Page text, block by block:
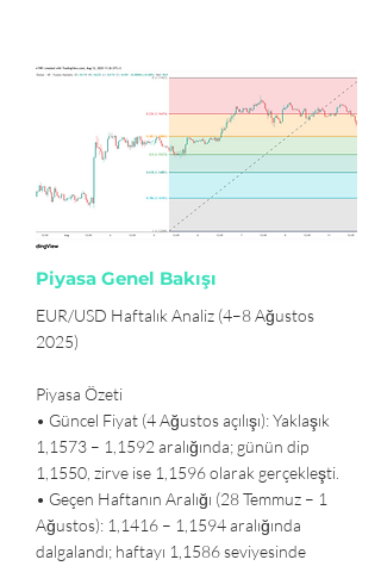
Piyasa Genel Bakışı
EUR/USD Haftalık Analiz (4–8 Ağustos
2025)
Piyasa Özeti
• Güncel Fiyat (4 Ağustos açılışı): Yaklaşık
1,1573 – 1,1592 aralığında; günün dip
1,1550, zirve ise 1,1596 olarak gerçekleşti.
• Geçen Haftanın Aralığı (28 Temmuz – 1
Ağustos): 1,1416 – 1,1594 aralığında
dalgalandı; haftayı 1,1586 seviyesinde